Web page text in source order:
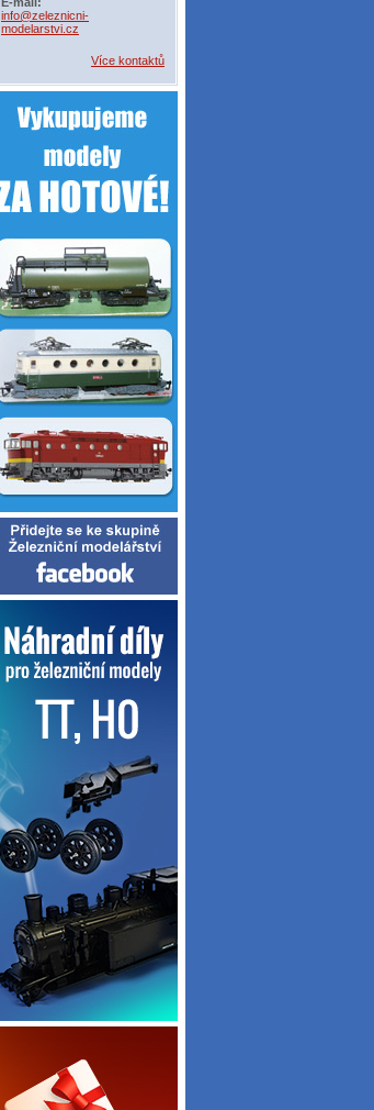
info@zeleznicni-
modelarstvi.cz
Více kontaktů